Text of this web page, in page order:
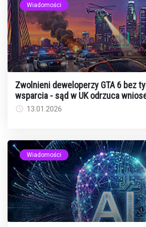
Wiadomości
Zwolnieni deweloperzy GTA 6 bez
wsparcia - sąd w UK odrzuca
13.01.2026
Wiadomości